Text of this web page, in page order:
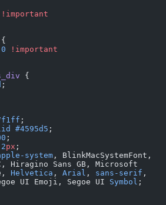
!important
{
0 !important
{
;
;
#4595d5 ;
;
2px ;
system, BlinkMacSystemFont,
Hiragino Sans GB, Microsoft
Helvetica , Arial , sans-serif ,
UI Emoji, Segoe UI Symbol ;